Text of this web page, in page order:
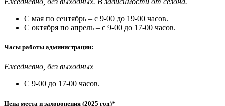
С мая по сентябрь – с 9-00 до 19-00 часов.
С октября по апрель – с 9-00 до 17-00 часов.
Часы работы администрации:
Ежедневно, без выходных
С 9-00 до 17-00 часов.
Цена места и захоронения (2025 год)*